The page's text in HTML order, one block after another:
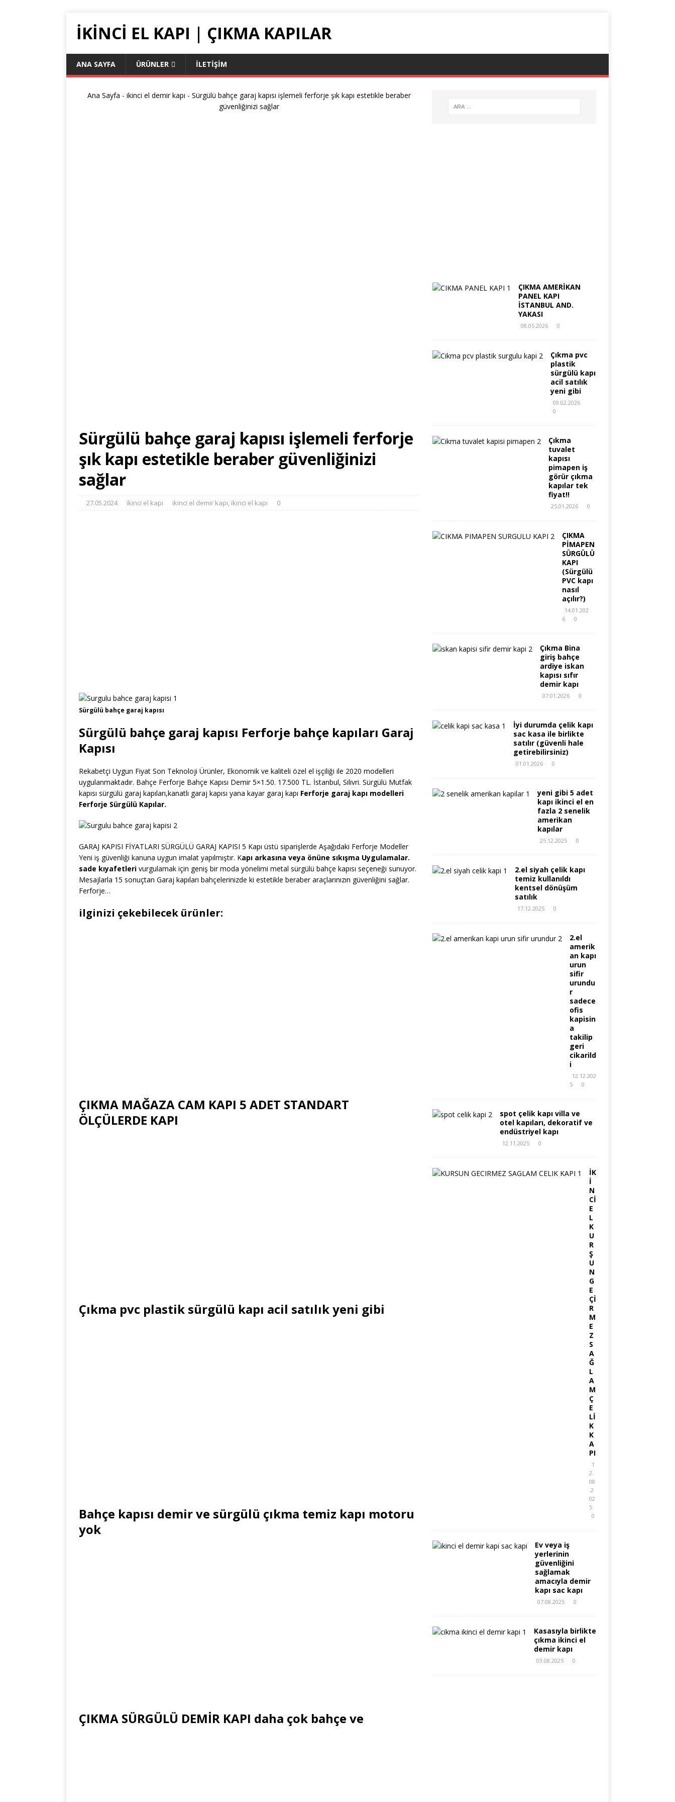
IKINCI EL KAPI | ÇIKMA KAPILAR
ANA SAYFA ÜRÜNLER İLETIŞIM
Ana Sayfa -ikinci el demir kapı -Sürgülü bahçe garaj kapısı işlemeli ferforje şık kapı estetikle beraber
güvenliğinizi sağlar
Sürgülü bahçe garaj kapısı işlemeli ferforje
şık kapı estetikle beraber güvenliğinizi
sağlar
27.05.2024 ikinci el kapı ikinci el demir kapı, ikinci el kapı 0
Sürgülü bahçe garaj kapısı
Sürgülü bahçe garaj kapısı Ferforje bahçe kapıları Garaj
Kapısı
Rekabetçi Uygun Fiyat Son Teknoloji Ürünler, Ekonomik ve kaliteli özel el işçiliği ile 2020 modelleri
uygulanmaktadır. Bahçe Ferforje Bahçe Kapısı Demir 5×1.50. 17.500 TL. İstanbul, Silivri. Sürgülü Mutfak
kapısı sürgülü garaj kapıları,kanatlı garaj kapısı yana kayar garaj kapı Ferforje garaj kapı modelleri
Ferforje Sürgülü Kapılar.
GARAJ KAPISI FİYATLARI SÜRGÜLÜ GARAJ KAPISI 5 Kapı üstü siparişlerde Aşağıdaki Ferforje Modeller
Yeni iş güvenliği kanuna uygun imalat yapılmıştır. Kapı arkasına veya önüne sıkışma Uygulamalar.
sade kıyafetleri vurgulamak için geniş bir moda yönelimi metal sürgülü bahçe kapısı seçeneği sunuyor.
Mesajlarla 15 sonuçtan Garaj kapıları bahçelerinizde ki estetikle beraber araçlarınızın güvenliğini sağlar.
Ferforje…
ilginizi çekebilecek ürünler:
ÇIKMA MAĞAZA CAM KAPI 5 ADET STANDART
ÖLÇÜLERDE KAPI
Çıkma pvc plastik sürgülü kapı acil satılık yeni gibi
Bahçe kapısı demir ve sürgülü çıkma temiz kapı motoru
yok
ÇIKMA SÜRGÜLÜ DEMİR KAPI daha çok bahçe ve
ÇIKMA AMERİKAN
PANEL KAPI
İSTANBUL AND.
YAKASI
08.05.2026 0
Çıkma pvc
plastik
sürgülü kapı
acil satılık
yeni gibi
09.02.2026
0
Çıkma
tuvalet
kapısı
pimapen iş
görür çıkma
kapılar tek
fiyat!!
25.01.2026 0
ÇIKMA
PİMAPEN
SÜRGÜLÜ
KAPI
(Sürgülü
PVC kapı
nasıl
açılır?)
14.01.202
6
0
Çıkma Bina
giriş bahçe
ardiye iskan
kapısı sıfır
demir kapı
07.01.2026 0
İyi durumda çelik kapı
sac kasa ile birlikte
satılır (güvenli hale
getirebilirsiniz)
01.01.2026 0
yeni gibi 5 adet
kapı ikinci el en
fazla 2 senelik
amerikan
kapılar
25.12.2025 0
2.el siyah çelik kapı
temiz kullanıldı
kentsel dönüşüm
satılık
17.12.2025 0
2.el
amerik
an kapı
urun
sifir
urundu
r
sadece
ofis
kapisin
a
takilip
geri
cikarild
i
12.12.202
5
0
spot çelik kapı villa ve
otel kapıları, dekoratif ve
endüstriyel kapı
12.11.2025 0
İK
İ
N
Cİ
E
L
K
U
R
Ş
U
N
G
E
Çİ
R
M
E
Z
S
A
Ğ
L
A
M
Ç
E
Lİ
K
K
A
PI
1
2.
08
.2
02
5
0
Ev veya iş
yerlerinin
güvenliğini
sağlamak
amacıyla demir
kapı sac kapı
07.08.2025 0
Kasasıyla birlikte
çıkma ikinci el
demir kapı
03.08.2025 0